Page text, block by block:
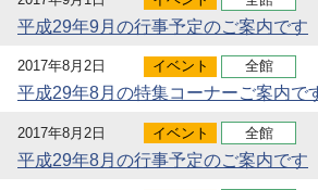
平成29年9月の行事予定のご案内です
2017年8月2日 イベント 全館
平成29年8月の特集コーナーご案内で
2017年8月2日 イベント 全館
平成29年8月の行事予定のご案内です